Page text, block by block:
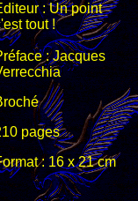
: Un point
tout !
: Jacques
pages
: 16 x 21 cm